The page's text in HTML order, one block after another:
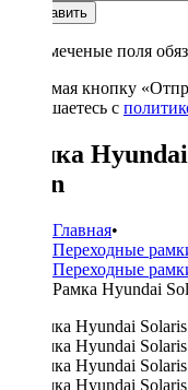
Отправить
* - отмеченые поля
Нажимая кнопку
соглашаетесь с
Рамка
2 din
Главная•
Переходные
Переходные
Рамка Hyundai